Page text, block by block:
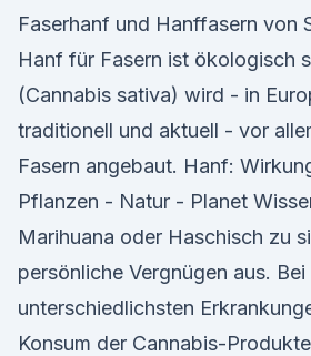
Faserhanf und Hanffasern von
Hanf für Fasern ist ökologisch
(Cannabis sativa) wird - in
traditionell und aktuell - vor
Fasern angebaut. Hanf:
Pflanzen - Natur - Planet
Marihuana oder Haschisch zu
persönliche Vergnügen aus.
unterschiedlichsten
Konsum der Cannabis-